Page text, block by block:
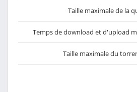
Taille maximale de la
Temps de download et d'upload
Taille maximale du